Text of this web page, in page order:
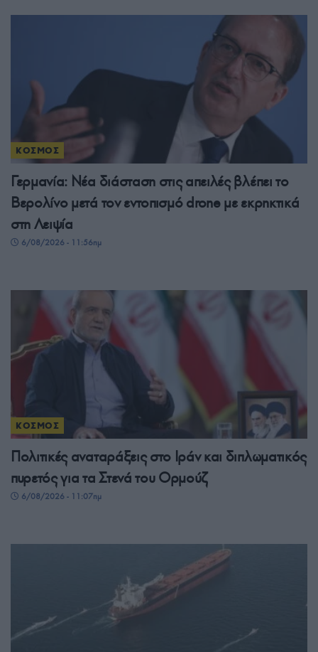
ΚΟΣΜΟΣ
Γερμανία: Νέα διάσταση στις απειλές βλέπει το
Βερολίνο μετά τον εντοπισμό drone με εκρηκτικά
στη Λειψία
6/08/2026 - 11:56πμ
ΚΟΣΜΟΣ
Πολιτικές αναταράξεις στο Ιράν και διπλωματικός
πυρετός για τα Στενά του Ορμούζ
6/08/2026 - 11:07πμ